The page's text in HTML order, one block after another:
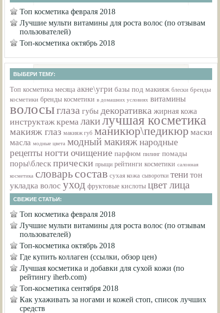
Топ косметика февраля 2018
Лучшие мульти витамины для роста волос (по отзывам
пользователей)
Топ-косметика октябрь 2018
ВЫБЕРИ ТЕМУ:
Топ косметика месяца акне\угри базы под макияж блески бренды
косметики бренды косметики в домашних условиях витамины
волосыглаза губы декоративка жирная кожа
инструктаж крема лакилучшая косметика
макияж глаз макияж губ маникюр\педикюр маски
масла модные цвета модный макияж народные
рецепты ногти очищение парфюм пилинг помады
поры\блеск прически прыщи рейтинги косметики салонная
косметика словарьсостав сухая кожа сыворотки тени тон
укладка волос уход фруктовые кислоты цвет лица
СВЕЖИЕ СТАТЬИ:
Топ косметика февраля 2018
Лучшие мульти витамины для роста волос (по отзывам
пользователей)
Топ-косметика октябрь 2018
Где купить коллаген (ссылки, обзор цен)
Лучшая косметика и добавки для сухой кожи (по
рейтингу iherb.com)
Топ-косметика сентября 2018
Как ухаживать за ногами и кожей стоп, список лучших
средств